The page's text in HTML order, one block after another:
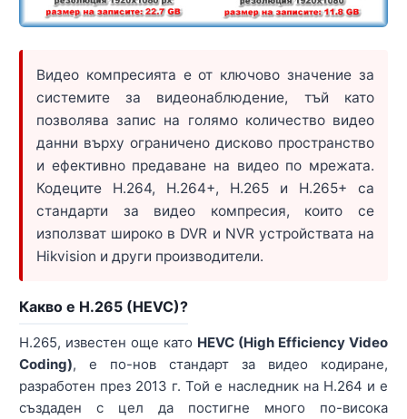
Видео компресията е от ключово значение за
системите за видеонаблюдение, тъй като
позволява запис на голямо количество видео
данни върху ограничено дисково пространство
и ефективно предаване на видео по мрежата.
Кодеците H.264, H.264+, H.265 и H.265+ са
стандарти за видео компресия, които се
използват широко в DVR и NVR устройствата на
Hikvision и други производители.
Какво е H.265 (HEVC)?
H.265, известен още като HEVC (High Efficiency Video
Coding), е по-нов стандарт за видео кодиране,
разработен през 2013 г. Той е наследник на H.264 и е
създаден с цел да постигне много по-висока